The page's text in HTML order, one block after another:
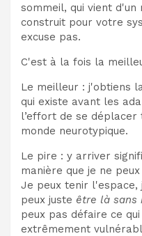
sommeil, qui vient d'un
construit pour votre
excuse pas.
C'est à la fois la
Le meilleur : j'obtiens
qui existe avant les
l’effort de se déplacer
monde neurotypique.
Le pire : y arriver
manière que je ne
Je peux tenir
peux juste être là sans
peux pas défaire ce
extrêmement